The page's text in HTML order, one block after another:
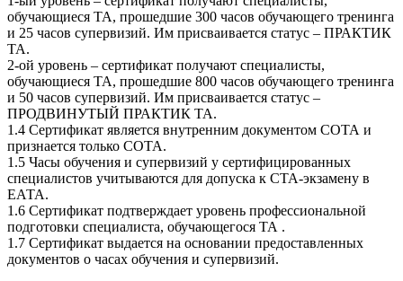
обучающиеся ТА, прошедшие 300 часов обучающего тренинга
и 25 часов супервизий. Им присваивается статус – ПРАКТИК
ТА.
2-ой уровень – сертификат получают специалисты,
обучающиеся ТА, прошедшие 800 часов обучающего тренинга
и 50 часов супервизий. Им присваивается статус –
ПРОДВИНУТЫЙ ПРАКТИК ТА.
1.4 Сертификат является внутренним документом СОТА и
признается только СОТА.
1.5 Часы обучения и супервизий у сертифицированных
специалистов учитываются для допуска к СТА-экзамену в
ЕАТА.
1.6 Сертификат подтверждает уровень профессиональной
подготовки специалиста, обучающегося ТА .
1.7 Сертификат выдается на основании предоставленных
документов о часах обучения и супервизий.